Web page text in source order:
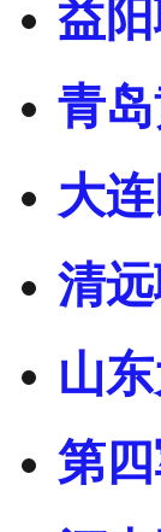
益
青
大
清
山
第